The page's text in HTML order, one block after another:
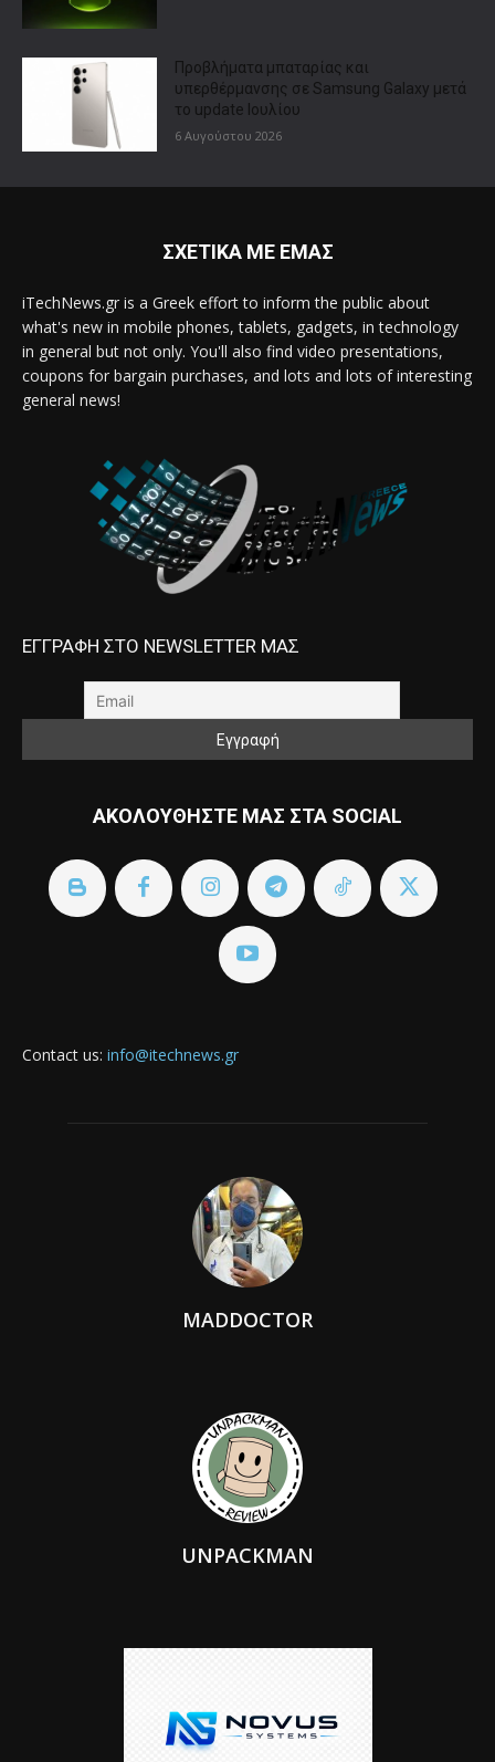
Προβλήματα μπαταρίας και
υπερθέρμανσης σε Samsung Galaxy μετά
το update Ιουλίου
6 Αυγούστου 2026
ΣΧΕΤΙΚΑ ΜΕ ΕΜΑΣ
iTechNews.gr is a Greek effort to inform the public about
what's new in mobile phones, tablets, gadgets, in technology
in general but not only. You'll also find video presentations,
coupons for bargain purchases, and lots and lots of interesting
general news!
ΕΓΓΡΑΦΗ ΣΤΟ NEWSLETTER ΜΑΣ
ΑΚΟΛΟΥΘΗΣΤΕ ΜΑΣ ΣΤΑ SOCIAL
Contact us: info@itechnews.gr
MADDOCTOR
UNPACKMAN